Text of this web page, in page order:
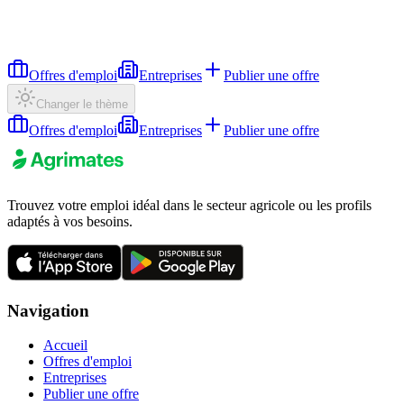
Offres d'emploi Entreprises Publier une offre
Changer le thème
Offres d'emploi Entreprises Publier une offre
Trouvez votre emploi idéal dans le secteur agricole ou les profils
adaptés à vos besoins.
Navigation
Accueil
Offres d'emploi
Entreprises
Publier une offre